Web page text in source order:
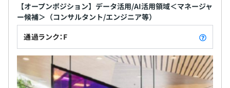
【オープンポジション】データ活用/AI活用領域＜マネージャ
ー候補＞（コンサルタント/エンジニア等）
通過ランク：F